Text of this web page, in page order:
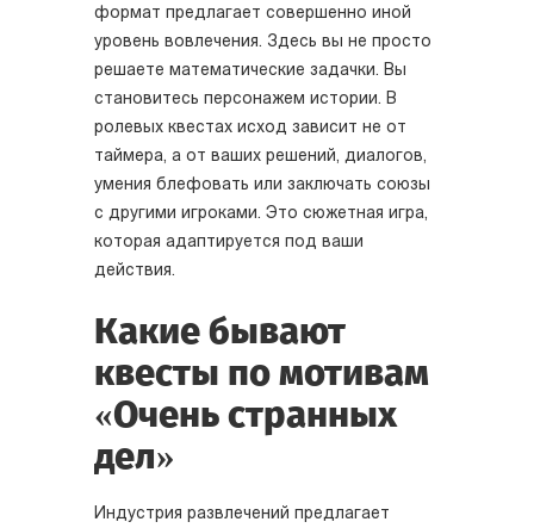
формат предлагает совершенно иной
уровень вовлечения. Здесь вы не просто
решаете математические задачки. Вы
становитесь персонажем истории. В
ролевых квестах исход зависит не от
таймера, а от ваших решений, диалогов,
умения блефовать или заключать союзы
с другими игроками. Это сюжетная игра,
которая адаптируется под ваши
действия.
Какие бывают
квесты по мотивам
«Очень странных
дел»
Индустрия развлечений предлагает